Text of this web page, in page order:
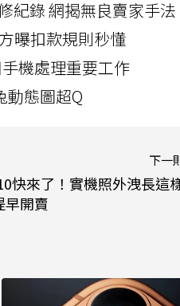
紀錄 網揭無良賣家手法
曝扣款規則秒懂
機處理重要工作
動態圖超Q
下一
快來了！實機照外洩長這
早開賣